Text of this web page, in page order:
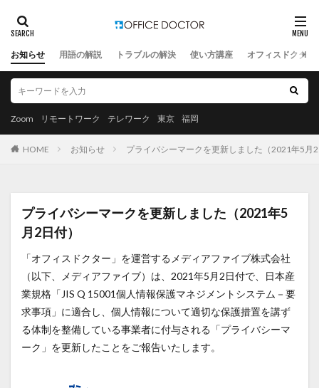
お知らせ 用語の解説 トラブルの解決 使い方講座 オフィスドクター
Zoom リモートワーク テレワーク 東京 福岡
HOME お知らせ プライバシーマークを更新しました（2021年5月
プライバシーマークを更新しました（2021年5
月2日付）
「オフィスドクター」を運営するメディアファイブ株式会社
（以下、メディアファイブ）は、2021年5月2日付で、日本産
業規格「JIS Q 15001個人情報保護マネジメントシステム－要
求事項」に適合し、個人情報について適切な保護措置を講ず
る体制を整備している事業者に付与される「プライバシーマ
ーク」を更新したことをご報告いたします。